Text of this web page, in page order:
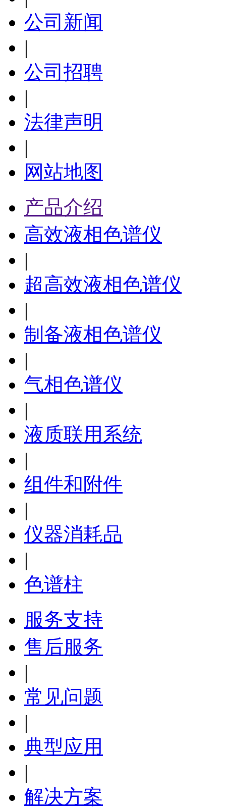
公司新闻
|
公司招聘
|
法律声明
|
网站地图
产品介绍
高效液相色谱仪
|
超高效液相色谱仪
|
制备液相色谱仪
|
气相色谱仪
|
液质联用系统
|
组件和附件
|
仪器消耗品
|
色谱柱
服务支持
售后服务
|
常见问题
|
典型应用
|
解决方案